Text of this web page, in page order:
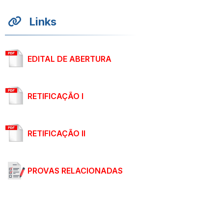
Links
EDITAL DE ABERTURA
RETIFICAÇÃO I
RETIFICAÇÃO II
PROVAS RELACIONADAS